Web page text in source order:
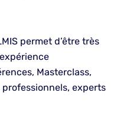
permet d’être très
Masterclass,
professionnels, experts